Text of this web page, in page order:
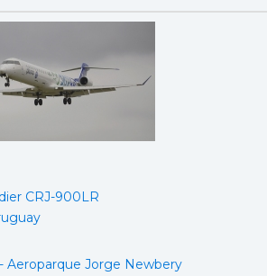
CRJ-900LR
Aeroparque Jorge Newbery